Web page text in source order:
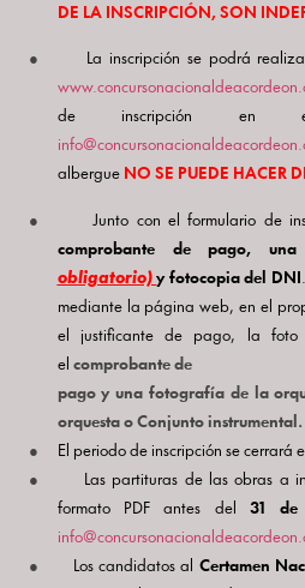
DE LA INSCRIPCIÓN, SON
●
La inscripción se podrá
de inscripción
albergue NO SE PUEDE HACER
● Junto con el formulario de
comprobante de pago,
obligatorio)y fotocopia del DNI
mediante la página web, en el
el justificante de pago, la
el comprobante de
pago y una fotografía de la
orquesta o Conjunto instrumental.
● El periodo de inscripción se cerrará el
●
Las partituras de las obras a
formato PDF antes del31 de
● Los candidatos al Certamen